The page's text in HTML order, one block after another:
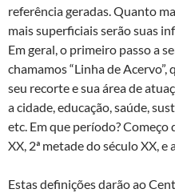
referência geradas. Quanto
mais superficiais serão suas
Em geral, o primeiro passo a
chamamos “Linha de
seu recorte e sua área de
a cidade, educação, saúde,
etc. Em que período? Começo
XX, 2ª metade do século XX,
Estas definições darão ao